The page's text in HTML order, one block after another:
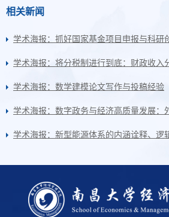
相关新闻
学术海报：将分税制进行到底：财政收入
学术海报：数学建模论文写作与投稿经验
学术海报：数字政务与经济高质量发展：
学术海报：新型能源体系的内涵诠释、逻